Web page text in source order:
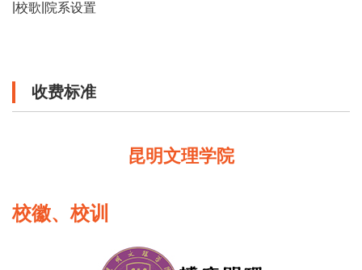
校歌 院系设置
收费标准
昆明文理学院
校徽、校训